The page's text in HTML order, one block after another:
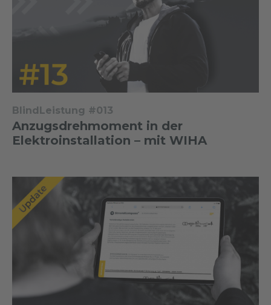
BlindLeistung #013
Anzugsdrehmoment in der
Elektroinstallation – mit WIHA